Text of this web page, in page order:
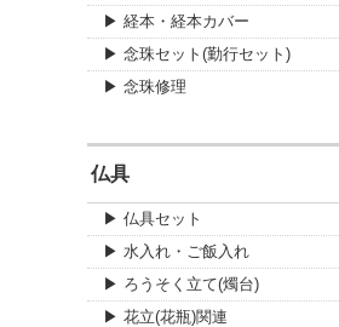
▶ 経本・経本カバー
▶ 念珠セット(勤行セット)
▶ 念珠修理
仏具
▶ 仏具セット
▶ 水入れ・ご飯入れ
▶ ろうそく立て(燭台)
▶ 花立(花瓶)関連